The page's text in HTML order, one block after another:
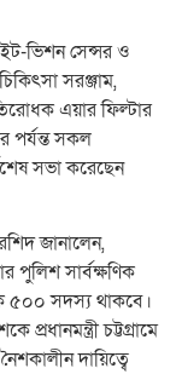
ভিশন সেন্সর ও
সরঞ্জাম,
এয়ার ফিল্টার
পর্যন্ত সকল
সভা করেছেন
জানালেন,
পুলিশ সার্বক্ষণিক
৫০০ সদস্য থাকবে।
চট্টগ্রামে
দায়িত্বে